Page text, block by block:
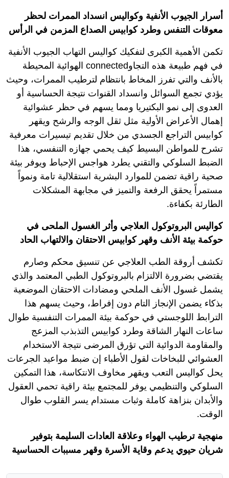
أسرار الجيوب الأنفية وكواليس انسداد الممرات لحظر
معوقات التنفس وطرد كوابيس الصداع المزمن في الرأس
تكمن الأهمية الكبرى لتفكيك كواليس التهاب الجيوب الأنفية
في فهم طبيعة هذه التجاوconnected الهوائية المحيطة
بالأنف والتي تفرز المخاط بانتظام لترطيب الممرات، وحيث
يؤدي تجمع السوائل وانسداد القنوات نتيجة الحساسية أو
العدوى إلى نمو البكتيريا ومما يسهم في حظر عشوائية
إهمال الأعراض الأولية مثل ثقل الوجه والرشح ويقهر
كوابيس التراجع الجسدي من خلال تقديم تيسيرات معرفية
تشرح للمواطن البسيط كيف يحمي جهازه التنفسي، هذا
الضبط السلوكي والتقني يطرد هواجس الإحباط ويوفر بيئة
صحية راقية تضمن للموارد البشرية استقلالية تامة ونمواً
مستمراً يحقق الرفعة والتميز في مجابهة المشكلات
الطارئة بكفاءة.
كواليس البروتوكول العلاجي وأثر الغسول الملحى في
حوكمة بيئة الأنف وقهر كوابيس الاحتقان والالتهاب الحاد
تكشف أروقة الطب العلاجي عن تنسيق محكم وصارم
يقتضي بضرورة الالتزام بالبروتوكول الطبي المعتمد والذي
يشمل غسول الأنف الملحي ومضادات الاحتقان الموضعية
بذكاء يضمن الإنجاز التام دون إفراط، وحيث يسهم هذا
الترابط اللوجستي في حوكمة بيئة الممرات التنفسية طوال
ساعات النهار الشاقة وطرد كوابيس التذبذب المزعج
والمقاومة الدوائية التي تؤرق المرضى نتيجة الاستخدام
العشوائي للبخاخات لقول الأطباء إن ضبط مواعيد الجرعات
يحل كواليس التعب ويقهر مخاوف الانتكاسة، هذا التمكين
السلوكي والتنظيمي يوفر للمجتمع بيئة راقية تحمي العقول
والأبدان بنزاهة كاملة وثبات مستدام يسر القلوب طوال
الوقت.
منهجية ترطيب الهواء وعلاقة العادات السليمة بتوفير
شريان حيوي يدعم وقاية الأسرة وقهر مسببات الحساسية